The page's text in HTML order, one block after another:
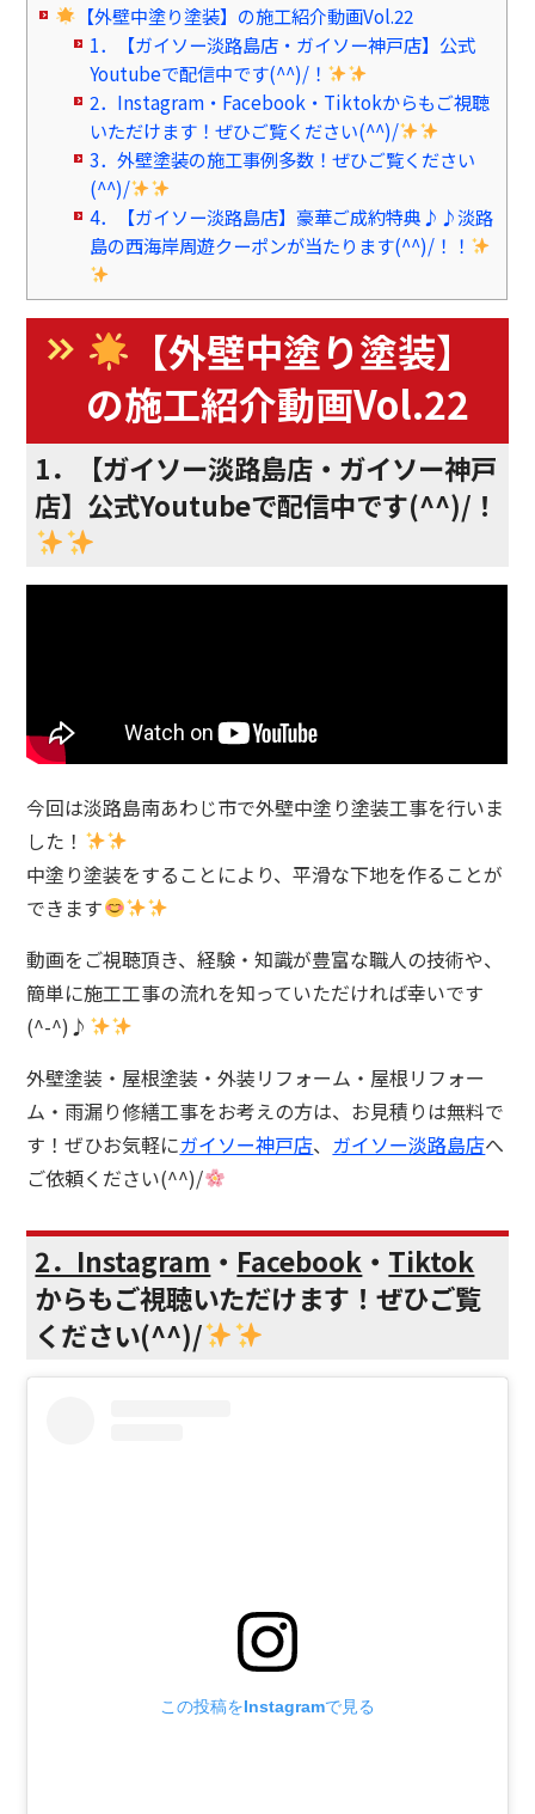
【外壁中塗り塗装】の施工紹介動画Vol.22
1．【ガイソー淡路島店・ガイソー神戸店】公式
Youtubeで配信中です(^^)/！
2．Instagram・Facebook・Tiktokからもご視聴
いただけます！ぜひご覧ください(^^)/
3．外壁塗装の施工事例多数！ぜひご覧ください
(^^)/
4．【ガイソー淡路島店】豪華ご成約特典♪♪淡路
島の西海岸周遊クーポンが当たります(^^)/！！
【外壁中塗り塗装】
の施工紹介動画Vol.22
1．【ガイソー淡路島店・ガイソー神戸
店】公式Youtubeで配信中です(^^)/！
今回は淡路島南あわじ市で外壁中塗り塗装工事を行いま
した！
中塗り塗装をすることにより、平滑な下地を作ることが
できます
動画をご視聴頂き、経験・知識が豊富な職人の技術や、
簡単に施工工事の流れを知っていただければ幸いです
(^-^)♪
外壁塗装・屋根塗装・外装リフォーム・屋根リフォー
ム・雨漏り修繕工事をお考えの方は、お見積りは無料で
す！ぜひお気軽にガイソー神戸店、 ガイソー淡路島店へ
ご依頼ください(^^)/
2．Instagram ・ Facebook ・ Tiktok
からもご視聴いただけます！ぜひご覧
ください(^^)/
この投稿をInstagramで見る